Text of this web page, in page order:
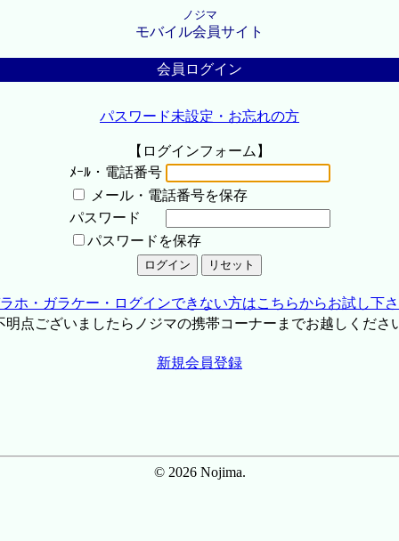
ノジマ
モバイル会員サイト
会員ログイン
パスワード未設定・お忘れの方
【ログインフォーム】
ﾒｰﾙ・電話番号
メール・電話番号を保存
パスワード
パスワードを保存
ホ・ガラケー・ログインできない方はこちらからお試し下
点ございましたらノジマの携帯コーナーまでお越しくださ
新規会員登録
© 2026 Nojima.